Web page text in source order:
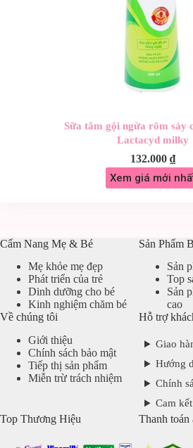
Sữa tắm gội ngừa rôm sảy
Lactacyd milky
132.000₫
Xem giá mới
Cẩm Nang Mẹ & Bé
Mẹ khỏe mẹ đẹp
Phát triển của trẻ
Dinh dưỡng cho bé
Kinh nghiệm chăm bé
Sản Phẩm
Sản
Top
Sản
cao
Về chúng tôi
Giới thiệu
Chính sách bảo mật
Tiếp thị sản phẩm
Miễn trừ trách nhiệm
Hỗ trợ
Giao
Hướng
Chính
Cam
Top Thương Hiệu Thanh toán